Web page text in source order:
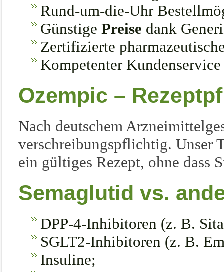
Rund-um-die-Uhr
Günstige Preise dank
Zertifizierte
Kompetenter
Ozempic –
Nach deutschem
verschreibungspflichtig. Unser
ein gültiges Rezept, ohne dass
Semaglutid vs.
DPP-4-Inhibitoren (z. B.
SGLT2-Inhibitoren (z. B.
Insuline;